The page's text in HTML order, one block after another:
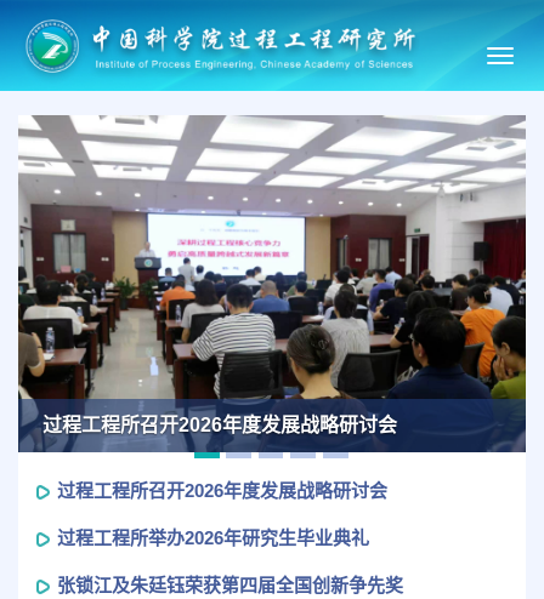
过程工程所召开2026年度发展战略研讨会
Previous
过程工程所召开2026年度发展战略研讨会
过程工程所举办2026年研究生毕业典礼
张锁江及朱廷钰荣获第四届全国创新争先奖